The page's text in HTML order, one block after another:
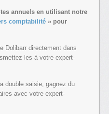
annuels en utilisant notre
comptabilité » pour
Dolibarr directement dans
les à votre expert-
double saisie, gagnez du
avec votre expert-